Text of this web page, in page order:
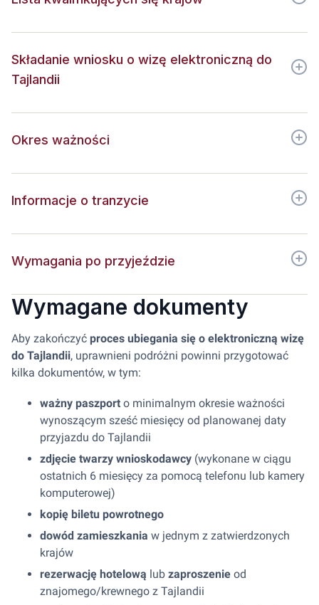
Składanie wniosku o wizę elektroniczną do
Tajlandii
Okres ważności
Informacje o tranzycie
Wymagania po przyjeździe
Wymagane dokumenty
Aby zakończyć proces ubiegania się o elektroniczną wizę
do Tajlandii, uprawnieni podróżni powinni przygotować
kilka dokumentów, w tym:
ważny paszport o minimalnym okresie ważności
wynoszącym sześć miesięcy od planowanej daty
przyjazdu do Tajlandii
zdjęcie twarzy wnioskodawcy (wykonane w ciągu
ostatnich 6 miesięcy za pomocą telefonu lub kamery
komputerowej)
kopię biletu powrotnego
dowód zamieszkania w jednym z zatwierdzonych
krajów
rezerwację hotelową lub zaproszenie od
znajomego/krewnego z Tajlandii